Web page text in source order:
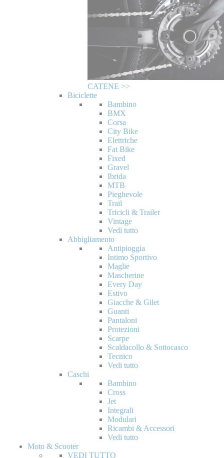
CATENE >>
Biciclette
Bambino
BMX
Corsa
City Bike
Elettriche
Fat Bike
Fixed
Gravel
Ibrida
MTB
Pieghevole
Trail
Tricicli & Trailer
Vintage
Vedi tutto
Abbigliamento
Antipioggia
Intimo Sportivo
Maglie
Mascherine
Every Day
Estivo
Giacche & Gilet
Guanti
Pantaloni
Protezioni
Scarpe
Scaldacollo & Sottocasco
Tecnico
Vedi tutto
Caschi
Bambino
Cross
Jet
Integrali
Modulari
Ricambi & Accessori
Vedi tutto
Moto & Scooter
VEDI TUTTO